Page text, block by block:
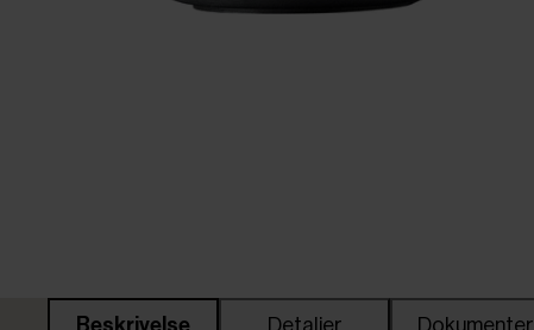
Beskrivelse Detaljer Dokumenter